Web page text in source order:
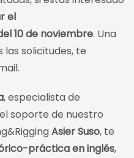
el
10 de noviembre. Una
las solicitudes, te
, especialista de
soporte de nuestro
Asier Suso, te
práctica en inglés,